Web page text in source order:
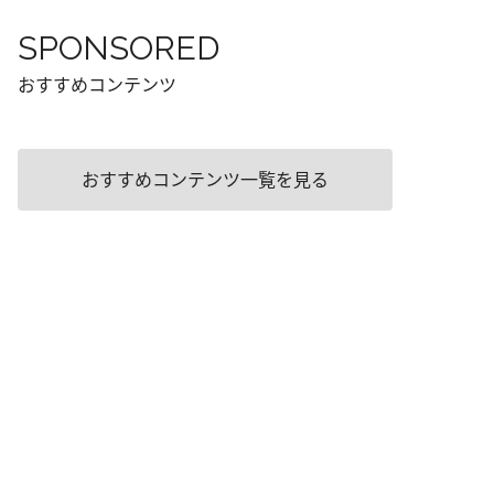
SPONSORED
おすすめコンテンツ
おすすめコンテンツ一覧を見る